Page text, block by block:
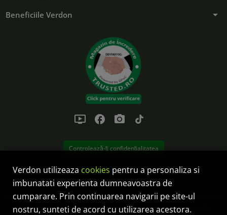
Beneficiile Verdon arrow_drop_down
ondemand_video facebook photo_camera tiktok
Controlează-ți confidențialitatea
Anulare comanda
SC Verdon Solution SRL este operator de date cu caracter personal:
Verdon utilizeaza cookies pentru a personaliza si
imbunatati experienta dumneavoastra de
cumparare. Prin continuarea navigarii pe site-ul
nostru, sunteti de acord cu utilizarea acestora.